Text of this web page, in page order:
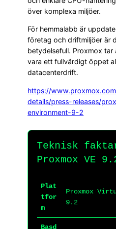
över komplexa miljöer.
För hemmalabb är
företag och driftmiljöer är
betydelsefull. Proxmox
vara ett fullvärdigt öppet
datacenterdrift.
https://
details/press-releases/
environment-9-2
Teknisk
Proxmox VE
Plat
tfor
m
Proxmox
9.2
Basd